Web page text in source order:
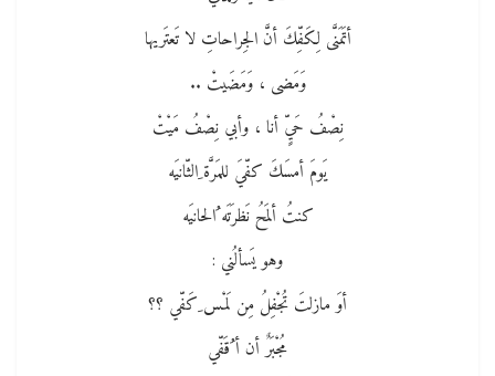
أتَمَنَّى لِكَفِّكَ أنَّ الجِراحاتِ لا تَعتَريها
وَمَضى ، وَمَضَيتْ ..
نِصْفُ حَيٍّ أنا ، وأبي نِصْفُ مَيْتْ
يَومَ أمسَكَ كفّيَ للمَرَّة ِالثّانيَه
كنتُ ألمَحُ نَظرَتَه ُالحانيَه
وهو يَسألُني :
أوَ مازلتَ تُجْفِلُ مِن لَمْس ِكَفّي ؟؟
مُجْبَرٌ أن أ ُقَفّي